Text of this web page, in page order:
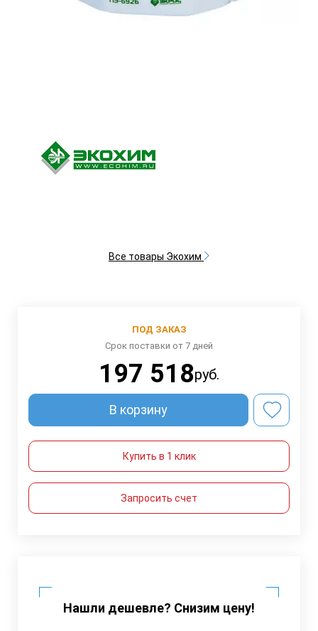
Все товары Экохим
ПОД ЗАКАЗ
Срок поставки от 7 дней
197 518руб.
В корзину
Купить в 1 клик
Запросить счет
Нашли дешевле? Снизим цену!